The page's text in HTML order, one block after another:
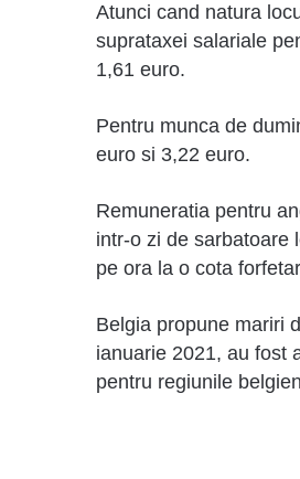
Atunci cand natura
suprataxei salariale
1,61 euro.
Pentru munca de
euro si 3,22 euro.
Remuneratia pentru
intr-o zi de sarbatoare
pe ora la o cota
Belgia propune mariri
ianuarie 2021, au fost
pentru regiunile